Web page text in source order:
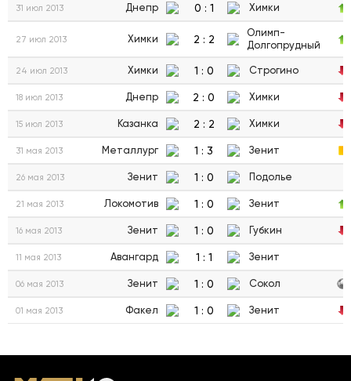
31 июл 2013 Днепр 0 : 1 Химки
27 июл 2013 Химки 2 : 2
Олимп-
Долгопрудный
24 июл 2013 Химки 1 : 0 Строгино
18 июл 2013 Днепр 2 : 0 Химки
15 июл 2013 Казанка 2 : 2 Химки
31 мая 2013 Металлург 1 : 3 Зенит
26 мая 2013 Зенит 1 : 0 Подолье
21 мая 2013 Локомотив 1 : 0 Зенит
16 мая 2013 Зенит 1 : 0 Губкин
11 мая 2013 Авангард 1 : 1 Зенит
06 мая 2013 Зенит 1 : 0 Сокол
01 мая 2013 Факел 1 : 0 Зенит